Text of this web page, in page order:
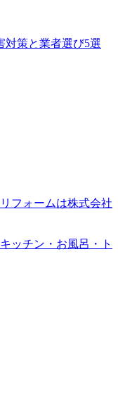
対策と業者選び5選
ッチン・お風呂・ト